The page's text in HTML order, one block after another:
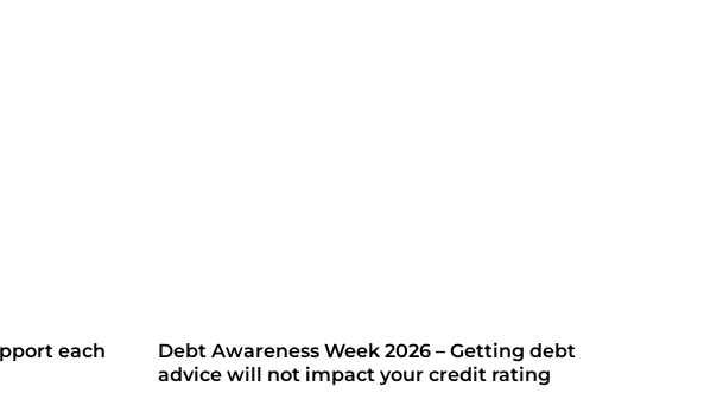
each
Debt Awareness Week 2026 – Getting debt
advice will not impact your credit rating